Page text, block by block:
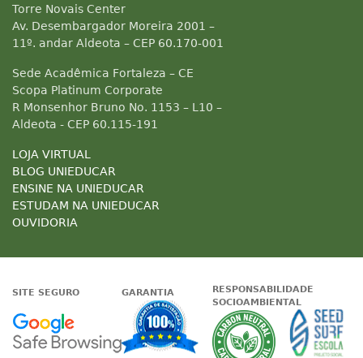
Torre Novais Center
Av. Desembargador Moreira 2001 –
11º. andar Aldeota – CEP 60.170-001
Sede Acadêmica Fortaleza – CE
Scopa Platinum Corporate
R Monsenhor Bruno No. 1153 – L10 –
Aldeota - CEP 60.115-191
LOJA VIRTUAL
BLOG UNIEDUCAR
ENSINE NA UNIEDUCAR
ESTUDAM NA UNIEDUCAR
OUVIDORIA
SITE SEGURO
Google - Status do site no
GARANTIA
Garantia de
RESPONSABILIDADE
SOCIOAMBIENTAL
A